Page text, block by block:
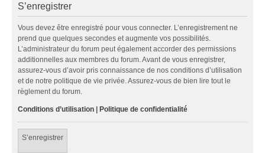
S’enregistrer
Vous devez être enregistré pour vous connecter. L’enregistrement ne
prend que quelques secondes et augmente vos possibilités.
L’administrateur du forum peut également accorder des permissions
additionnelles aux membres du forum. Avant de vous enregistrer,
assurez-vous d’avoir pris connaissance de nos conditions d’utilisation
et de notre politique de vie privée. Assurez-vous de bien lire tout le
règlement du forum.
Conditions d’utilisation | Politique de confidentialité
S’enregistrer